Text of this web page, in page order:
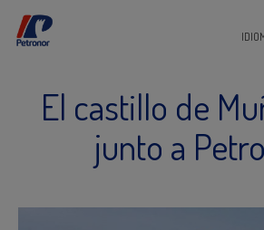
El castillo de
junto a